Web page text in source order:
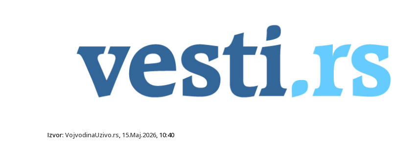
Izvor: VojvodinaUzivo.rs, 15.Maj.2026, 10:40